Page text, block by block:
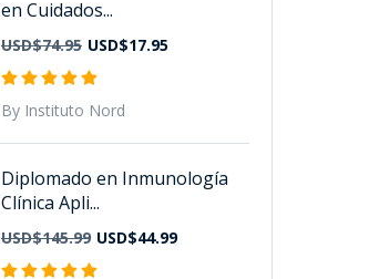
en Cuidados...
USD$74.95 USD$17.95
By Instituto Nord
Diplomado en Inmunología
Clínica Apli...
USD$145.99 USD$44.99